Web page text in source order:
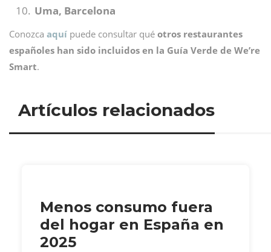
Uma, Barcelona
Conozca aquí puede consultar qué otros restaurantes
españoles han sido incluidos en la Guía Verde de We’re
Smart.
Artículos relacionados
Menos consumo fuera
del hogar en España en
2025